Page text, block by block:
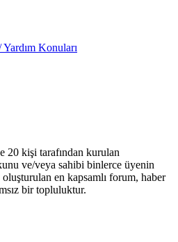
Konuları
20 kişi tarafından kurulan
ve/veya sahibi binlerce üyenin
en kapsamlı forum, haber
bir topluluktur.